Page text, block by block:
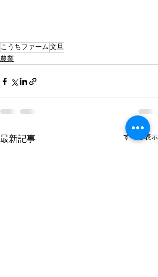
こうちファーム文旦
農業
最新記事 すべて表示